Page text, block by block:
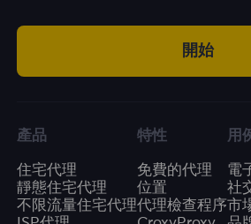
開始
產品
住宅代理
靜態住宅代理
不限流量住宅代理
特性
免費的代理
位置
代理檢查程序
用
電
社
市